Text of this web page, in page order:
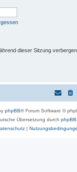
dieser Sitzung verbergen
phpBB® Forum Software ©
Übersetzung durch
|